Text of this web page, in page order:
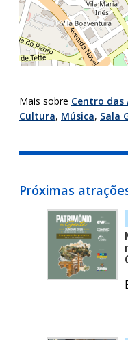
Mais sobre Centro das
Cultura, Música, Sala
Próximas